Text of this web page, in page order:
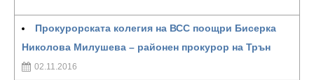
Прокурорската колегия на ВСС поощри Бисерка
Николова Милушева – районен прокурор на Трън
02.11.2016